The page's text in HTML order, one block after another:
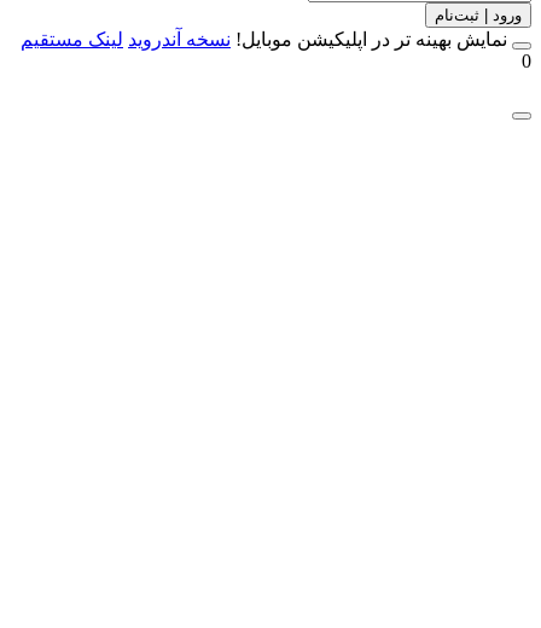
| ثبت‌نام
بهینه تر در اپلیکیشن موبایل!نسخه آندروید لینک مستقیم